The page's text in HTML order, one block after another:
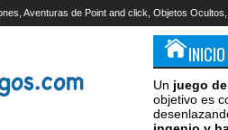
Aventuras de Point and click, Objetos
INICIO
Un juego
objetivo es